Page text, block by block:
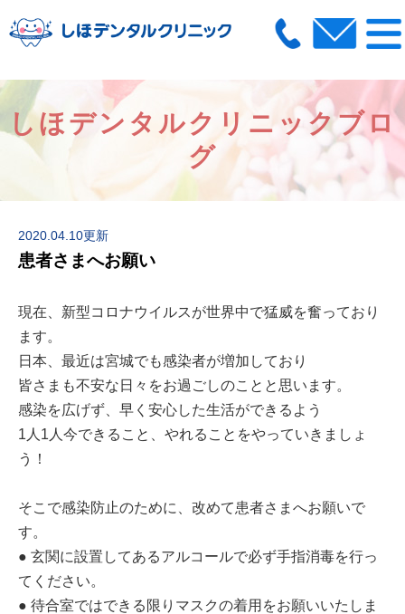
しほデンタルクリニックブロ
グ
2020.04.10更新
患者さまへお願い
現在、新型コロナウイルスが世界中で猛威を奮っており
ます。
日本、最近は宮城でも感染者が増加しており
皆さまも不安な日々をお過ごしのことと思います。
感染を広げず、早く安心した生活ができるよう
1人1人今できること、やれることをやっていきましょ
う！
そこで感染防止のために、改めて患者さまへお願いで
す。
● 玄関に設置してあるアルコールで必ず手指消毒を行っ
てください。
● 待合室ではできる限りマスクの着用をお願いいたしま